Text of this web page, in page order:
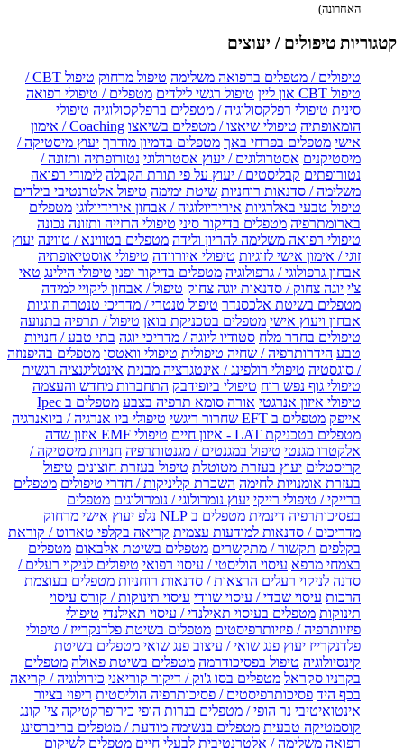
האחרונה)
קטגוריות טיפולים / יעוצים
טיפולים / מטפלים ברפואה משלימה טיפול מרחוק
טיפול CBT /
טיפול CBT און ליין
טיפול רגשי לילדים מטפלים / טיפולי רפואה
סינית טיפולי רפלקסולוגיה / מטפלים ברפלקסולוגיה טיפולי
הומאופתיה טיפולי שיאצו / מטפלים בשיאצו
Coaching / אימון
אישי מטפלים בפרחי באך מטפלים בדמיון מודרך יעוץ מיסטיקה /
מיסטיקנים אסטרולוגים / יעוץ אסטרולוגי נטורופתיה ותזונה /
נטורופתים קבליסטים / יעוץ על פי תורת הקבלה לימודי רפואה
משלימה / סדנאות רוחניות שיטת ימימה טיפול אלטרנטיבי בילדים
טיפול טבעי באלרגיות אירידיולוגיה / אבחון אירידיולוגי מטפלים
בארומתרפיה מטפלים בדיקור סיני טיפולי הרזייה ותזונה נכונה
טיפולי רפואה משלימה להריון ולידה מטפלים בטווינא / טווינה יעוץ
זוגי / אימון אישי לזוגיות טיפולי איורוודה טיפולי אוסטיאופתיה
אבחון גרפולוגי / גרפולוגיה מטפלים בדיקור יפני טיפולי הילינג טאי
צ'י יוגה צחוק / סדנאות יוגה צחוק טיפול / אבחון ליקויי למידה
מטפלים בשיטת אלכסנדר טיפול טנטרי / מדריכי טנטרה וזוגיות
אבחון ויעוץ אישי מטפלים בטכניקת בואן טיפול / תרפיה בתנועה
טיפולים בחדר מלח סטודיו ליוגה / מדריכי יוגה בתי טבע / חנויות
טבע הידרותרפיה / שחיה טיפולית טיפולי וואטסו מטפלים בהיפנוזה
/ סוגסטיה טיפולי רולפינג / אינטגרציה מבנית אינטליגנציה רגשית
טיפולי גוף נפש רוח טיפולי ביופידבק התחברות מחדש והעצמה
טיפולי איזון אנרגטי אורה סומא תרפיה בצבע
מטפלים ב Ipec
אייפק מטפלים ב EFT שחרור ריגשי
טיפולי ביו אנרגיה / ביואנרגיה
מטפלים בטכניקת LAT - איזון חיים
טיפולי EMF איזון שדה
אלקטרו מגנטי טיפול במגנטים / מגנטותרפיה חנויות מיסטיקה /
קריסטלים יעוץ בעזרת מטוטלת טיפול בעזרת חוצונים טיפול
בעזרת אומנויות לחימה השכרת קליניקות / חדרי טיפולים מטפלים
ברייקי / טיפולי רייקי יעוץ נומרולוגי / נומרולוגים מטפלים
בפסיכותרפיה דינמית מטפלים ב NLP נלפ
יעוץ אישי מרחוק
מדריכים / סדנאות למודעות עצמית קריאה בקלפי טארוט / קוראת
בקלפים תקשור / מתקשרים מטפלים בשיטת אלבאום מטפלים
בצמחי מרפא עיסוי הוליסטי / עיסוי רפואי טיפולים לניקוי רעלים /
סדנה לניקוי רעלים הרצאות / סדנאות רוחניות מטפלים בעוצמת
הרכות עיסוי שבדי / עיסוי שוודי עיסוי תינוקות / קורס עיסוי
תינוקות מטפלים בעיסוי תאילנדי / עיסוי תאילנדי טיפולי
פיזיותרפיה / פיזיותרפיסטים מטפלים בשיטת פלדנקרייז / טיפולי
פלדנקרייז יעוץ פנג שואי / עיצוב פנג שואי מטפלים בשיטת
קינסיולוגיה טיפול בפסיכודרמה מטפלים בשיטת פאולה מטפלים
בקרניו סקראל מטפלים בסו ג'וק / דיקור קוריאני כירולוגיה / קריאה
בכף היד פסיכותרפיסטים / פסיכותרפיה הוליסטית ריפוי בציור
אינטואיטיבי נר הופי / מטפלים בנרות הופי כירופרקטיקה צי' קונג
קוסמטיקה טבעית מטפלים בנשימה מודעת / מטפלים בריברסינג
רפואה משלימה / אלטרנטיבית לבעלי חיים מטפלים לשיקום